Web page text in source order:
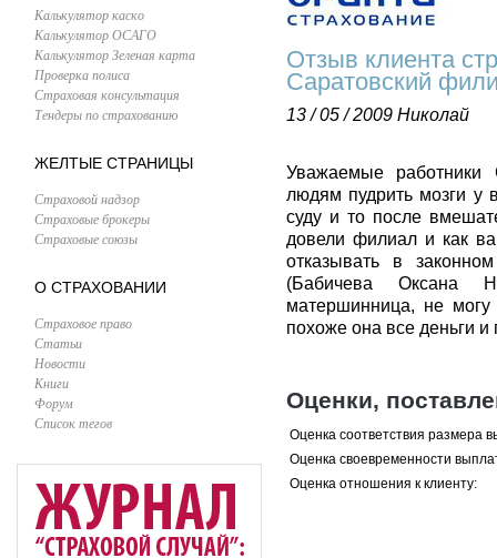
Калькулятор каско
Калькулятор ОСАГО
Калькулятор Зеленая карта
Проверка полиса
Страховая консультация
Тендеры по страхованию
ЖЕЛТЫЕ СТРАНИЦЫ
Страховой надзор
Страховые брокеры
Страховые союзы
О СТРАХОВАНИИ
Страховое право
Статьи
Новости
Книги
Форум
Список тегов
Отзыв клиента
Саратовский
13 / 05 / 2009 Николай
Уважаемые работники
людям пудрить мозги у
суду и то после
довели филиал и как
отказывать в
(Бабичева Оксана
матершинница, не могу
похоже она все деньги и
Оценки,
Оценка соответствия размера
Оценка своевременности
Оценка отношения к клиенту: